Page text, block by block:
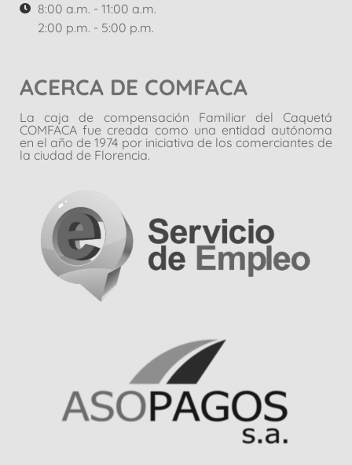
8:00 a.m. - 11:00 a.m.
2:00 p.m. - 5:00 p.m.
ACERCA DE COMFACA
La caja de compensación Familiar del Caquetá
COMFACA fue creada como una entidad autónoma
en el año de 1974 por iniciativa de los comerciantes de
la ciudad de Florencia.